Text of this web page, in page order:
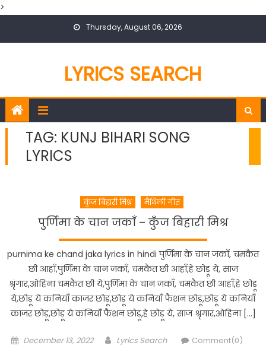
>
Thursday, August 06, 2026
LYRICS SEARCH
TAG: KUNJ BIHARI SONG
LYRICS
कुंज बिहारी मिश्र मैथिली गीत
पुर्णिमा के चान जकाँ – कुँज बिहारी मिश्र
purnima ke chand jaka lyrics in hindi पुर्णिमा के चान जकाँ, चमकैत
छी आहाँ,पुर्णिमा के चान जकाँ, चमकैत छी आहाँ,हे छोड़ू ये, साज
श्रृंगार,ओहिना चमकैत छी ये,पुर्णिमा के चान जकाँ, चमकैत छी आहाँ,हे छोड़ू
ये,छोड़ू ये कनियाँ काजर छोड़ू,छोड़ू ये कनियाँ फैशन छोड़ू,छोड़ू ये कनियाँ
काजर छोड़ू,छोड़ू ये कनियाँ फैशन छोड़ू,हे छोड़ू ये, साज श्रृंगार,ओहिना […]
Posted
December 13, 2022 Author
Lyrics Search Comment(0)